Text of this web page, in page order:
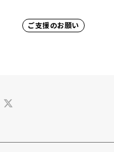
ご支援のお願い
Facebook